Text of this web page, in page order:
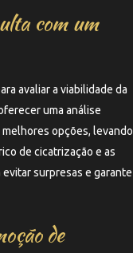
com um
avaliar a viabilidade da
uma análise
opções, levando
de cicatrização e as
surpresas e garante
de